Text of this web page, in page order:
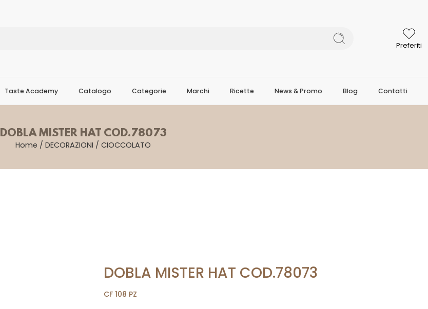
Preferiti
Taste Academy Catalogo Categorie Marchi Ricette News & Promo Blog Contatti
DOBLA MISTER HAT COD.78073
Home / DECORAZIONI / CIOCCOLATO
DOBLA MISTER HAT COD.78073
CF 108 PZ